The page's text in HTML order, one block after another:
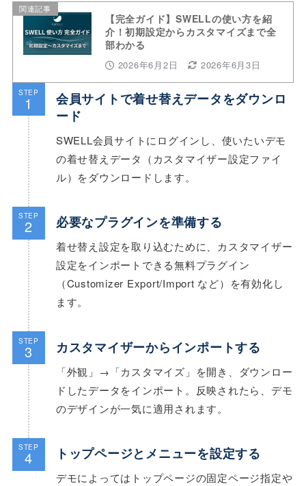
関連記事
【完全ガイド】SWELLの使い方を紹
介！初期設定からカスタマイズまで全
部わかる
2026年6月2日 2026年6月3日
STEP
1
会員サイトで着せ替えデータをダウンロ
ード
SWELL会員サイトにログインし、使いたいデモ
の着せ替えデータ（カスタマイザー設定ファイ
ル）をダウンロードします。
STEP
2 必要なプラグインを準備する
着せ替え設定を取り込むために、カスタマイザー
設定をインポートできる無料プラグイン
（Customizer Export/Import など）を有効化し
ます。
STEP
3 カスタマイザーからインポートする
「外観」→「カスタマイズ」を開き、ダウンロー
ドしたデータをインポート。反映されたら、デモ
のデザインが一気に適用されます。
STEP
4 トップページとメニューを設定する
デモによってはトップページの固定ページ指定や